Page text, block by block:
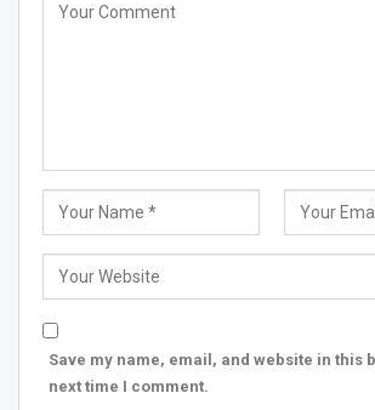
Save my name, email, and website in this
next time I comment.